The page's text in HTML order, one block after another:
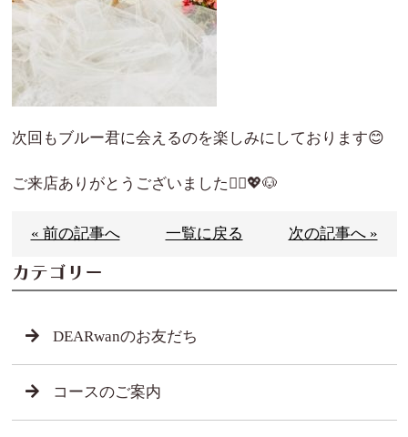
次回もブルー君に会えるのを楽しみにしております😊
ご来店ありがとうございました🙇‍♀️💖🐶
« 前の記事へ 一覧に戻る 次の記事へ »
カテゴリー
DEARwanのお友だち
コースのご案内